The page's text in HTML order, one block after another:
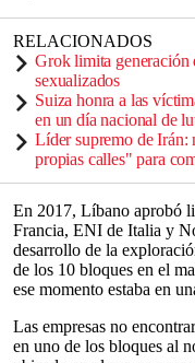
RELACIONADOS
Grok limita generación
sexualizados
Suiza honra a las
en un día nacional de
Líder supremo de Irán:
propias calles" para
En 2017, Líbano aprobó
Francia, ENI de Italia y
desarrollo de la
de los 10 bloques en el
ese momento estaba en
Las empresas no
en uno de los bloques al